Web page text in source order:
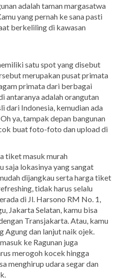
adalah taman margasatwa
yang pernah ke sana pasti
berkeliling di kawasan
satu spot yang disebut
merupakan pusat primata
primata dari berbagai
antaranya adalah orangutan
dari Indonesia, kemudian ada
ya, tampak depan bangunan
buat foto-foto dan upload di
tiket masuk murah
saja lokasinya yang sangat
dijangkau serta harga tiket
tidak harus selalu
di Jl. Harsono RM No. 1,
Jakarta Selatan, kamu bisa
Transjakarta. Atau, kamu
Agung dan lanjut naik ojek.
ke Ragunan juga
merogoh kocek hingga
menghirup udara segar dan